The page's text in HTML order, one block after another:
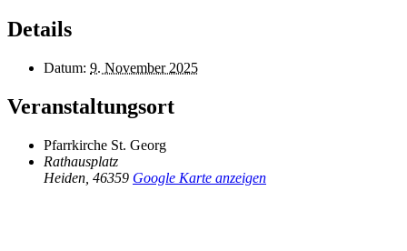
Details
Datum: 9. November 2025
Veranstaltungsort
Pfarrkirche St. Georg
Rathausplatz
Heiden 46359 Google Karte anzeigen